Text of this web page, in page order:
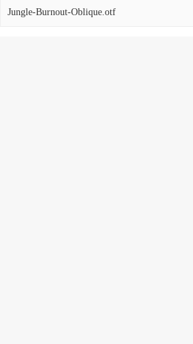
Jungle-Burnout-Oblique.otf